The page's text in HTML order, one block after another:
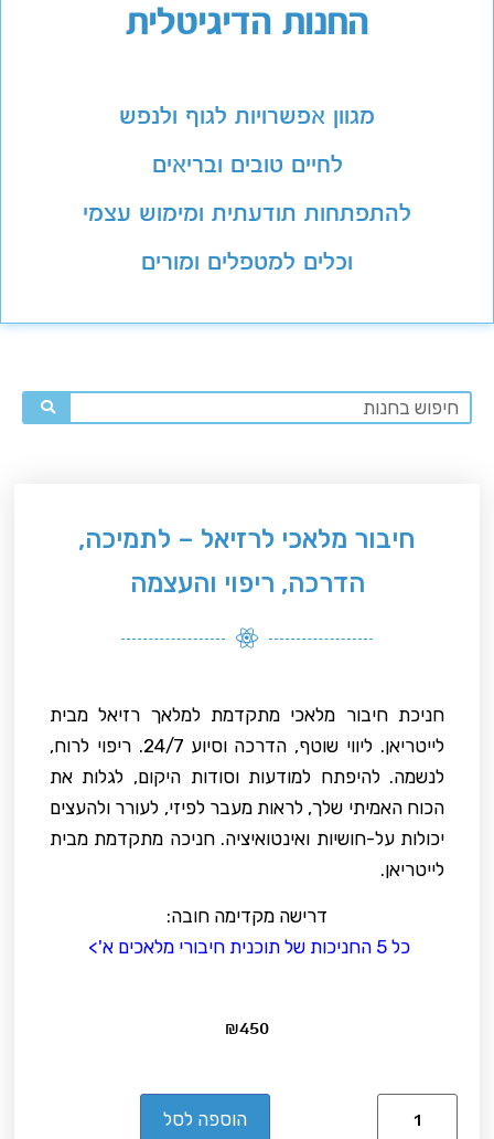
החנות הדיגיטלית
מגוון אפשרויות לגוף ולנפש
לחיים טובים ובריאים
להתפתחות תודעתית ומימוש עצמי
וכלים למטפלים ומורים
חיבור מלאכי לרזיאל – לתמיכה,
הדרכה, ריפוי והעצמה
חניכת חיבור מלאכי מתקדמת למלאך רזיאל מבית
לייטריאן. ליווי שוטף, הדרכה וסיוע 24/7. ריפוי לרוח,
לנשמה. להיפתח למודעות וסודות היקום, לגלות את
הכוח האמיתי שלך, לראות מעבר לפיזי, לעורר ולהעצים
יכולות על-חושיות ואינטואיציה. חניכה מתקדמת מבית
לייטריאן.
דרישה מקדימה חובה:
כל 5 החניכות של תוכנית חיבורי מלאכים א'>
₪450
הוספה לסל